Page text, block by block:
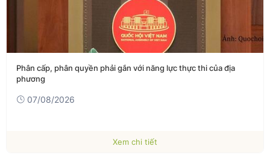
Phân cấp, phân quyền phải gắn với năng lực thực thi của địa
phương
07/08/2026
Xem chi tiết